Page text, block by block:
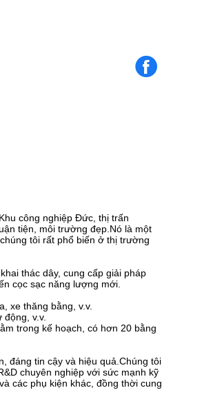
công nghiệp Đức, thị trấn
tiện, môi trường đẹp.Nó là một
tôi rất phổ biến ở thị trường
thác dây, cung cấp giải pháp
cọc sạc năng lượng mới.
xe thăng bằng, v.v.
v.v.
trong kế hoạch, có hơn 20 bằng
đáng tin cậy và hiệu quả.Chúng tôi
chuyên nghiệp với sức mạnh kỹ
các phụ kiện khác, đồng thời cung